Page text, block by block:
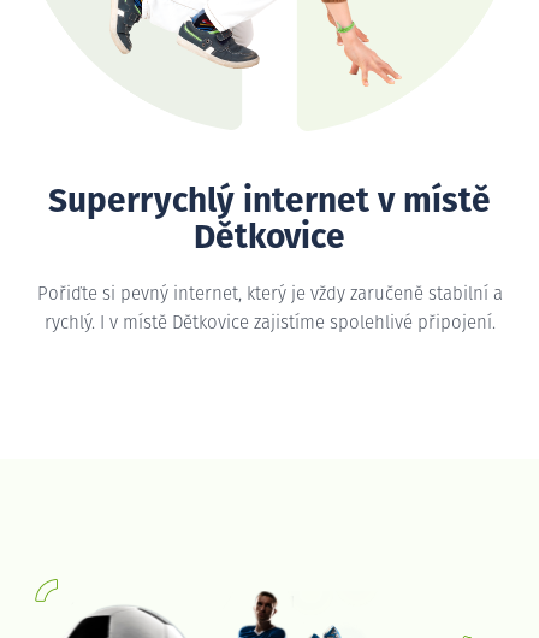
Superrychlý internet v místě
Dětkovice
Pořiďte si pevný internet, který je vždy zaručeně stabilní a
rychlý. I v místě Dětkovice zajistíme spolehlivé připojení.